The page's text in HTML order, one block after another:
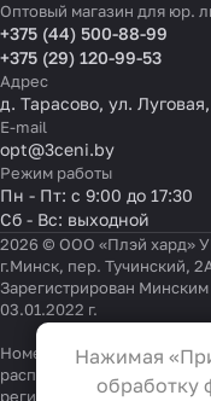
Оптовый магазин для юр.
+375 (44) 500-88-99
+375 (29) 120-99-53
Адрес
д. Тарасово, ул.
E-mail
opt@3ceni.by
Режим работы
Пн - Пт: с 9:00 до 17:30
Сб - Вс: выходной
2026 © ООО «Плэй хард»
г.Минск, пер. Тучинский,
Зарегистрирован
03.01.2022 г.
Номер телефона
распорядительных
регистрации ООО «Плэй
Настройки
Эти файлы
Нажимая
обработку